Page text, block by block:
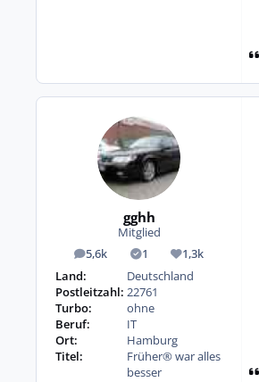
gghh
Mitglied
5,6k
Beiträge 1
Lösungen1,3k
Reputation
Land:
Deutschland
Postleitzahl: 22761
Turbo:
ohne
Beruf:
IT
Ort:
Hamburg
Titel:
Früher® war alles
besser